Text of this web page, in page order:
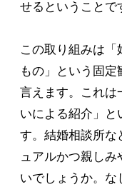
せるということで
この取り組みは「
もの」という固
言えます。これは
いによる紹介」と
す。結婚相談所な
ュアルかつ親し
いでしょうか。な